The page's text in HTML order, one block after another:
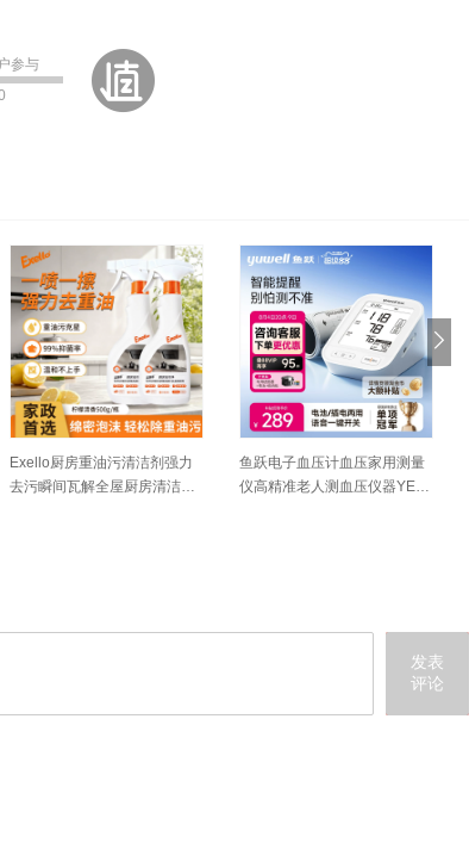
参与
Exello厨房重油污清洁剂强力
去污瞬间瓦解全屋厨房清洁厨
鱼跃电子血压计血压家用测量
仪高精准老人测血压仪器YE68
发表
评论